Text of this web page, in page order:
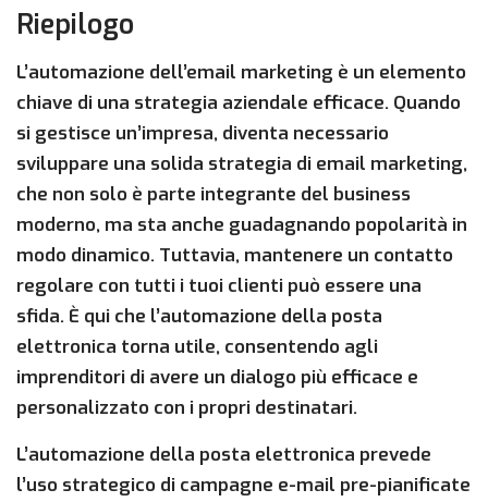
Riepilogo
L’automazione dell’email marketing è un elemento
chiave di una strategia aziendale efficace. Quando
si gestisce un’impresa, diventa necessario
sviluppare una solida strategia di email marketing,
che non solo è parte integrante del business
moderno, ma sta anche guadagnando popolarità in
modo dinamico. Tuttavia, mantenere un contatto
regolare con tutti i tuoi clienti può essere una
sfida. È qui che l’automazione della posta
elettronica torna utile, consentendo agli
imprenditori di avere un dialogo più efficace e
personalizzato con i propri destinatari.
L’automazione della posta elettronica prevede
l’uso strategico di campagne e-mail pre-pianificate